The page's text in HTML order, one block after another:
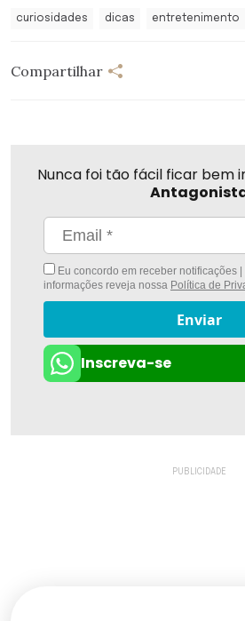
curiosidades dicas entretenimento
Compartilhar
Nunca foi tão fácil ficar bem
Eu concordo em receber notificações
informações reveja nossa Política de
Enviar
Inscreva-se